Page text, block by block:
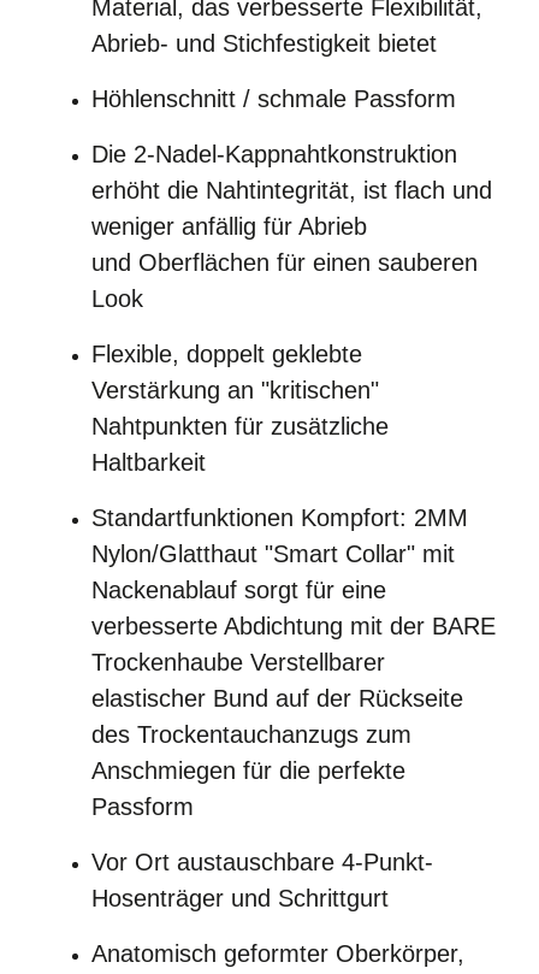
Material, das verbesserte Flexibilität,
Abrieb- und Stichfestigkeit bietet
Höhlenschnitt / schmale Passform
Die 2-Nadel-Kappnahtkonstruktion
erhöht die Nahtintegrität, ist flach und
weniger anfällig für Abrieb
und Oberflächen für einen sauberen
Look
Flexible, doppelt geklebte
Verstärkung an "kritischen"
Nahtpunkten für zusätzliche
Haltbarkeit
Standartfunktionen Kompfort: 2MM
Nylon/Glatthaut "Smart Collar" mit
Nackenablauf sorgt für eine
verbesserte Abdichtung mit der BARE
Trockenhaube Verstellbarer
elastischer Bund auf der Rückseite
des Trockentauchanzugs zum
Anschmiegen für die perfekte
Passform
Vor Ort austauschbare 4-Punkt-
Hosenträger und Schrittgurt
Anatomisch geformter Oberkörper,